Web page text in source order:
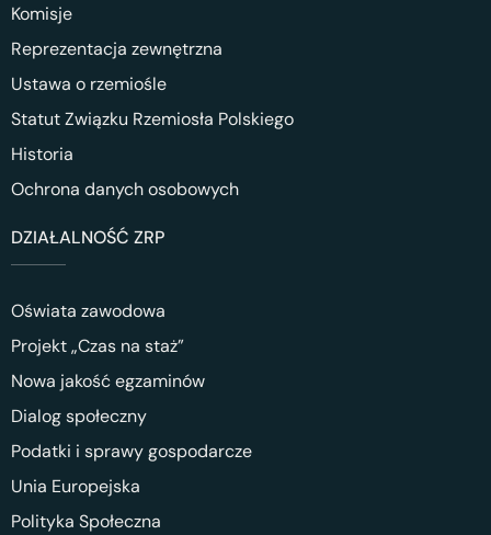
Komisje
Reprezentacja zewnętrzna
Ustawa o rzemiośle
Statut Związku Rzemiosła Polskiego
Historia
Ochrona danych osobowych
DZIAŁALNOŚĆ ZRP
Oświata zawodowa
Projekt „Czas na staż”
Nowa jakość egzaminów
Dialog społeczny
Podatki i sprawy gospodarcze
Unia Europejska
Polityka Społeczna